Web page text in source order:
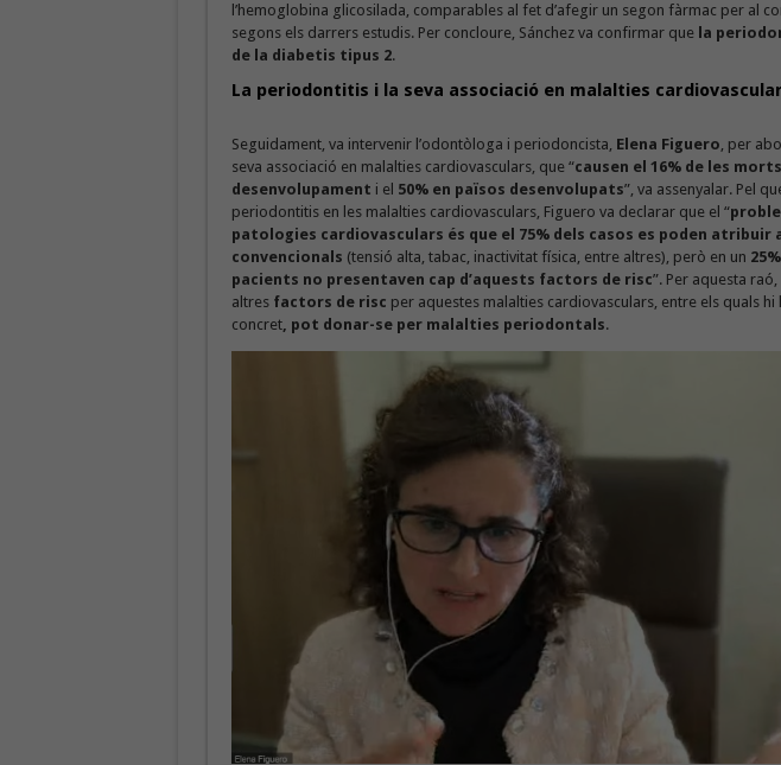
l’hemoglobina glicosilada, comparables al fet d’afegir un segon fàrmac per al
segons els darrers estudis. Per concloure, Sánchez va confirmar que la
de la diabetis tipus 2.
La periodontitis i la seva associació en malalties
Seguidament, va intervenir l’odontòloga i periodoncista, Elena Figuero, per
seva associació en malalties cardiovasculars, que “causen el 16% de les
desenvolupament i el 50% en països desenvolupats”, va assenyalar. Pel
periodontitis en les malalties cardiovasculars, Figuero va declarar que el “
patologies cardiovasculars és que el 75% dels casos es poden atribuir
convencionals (tensió alta, tabac, inactivitat física, entre altres), però en un
pacients no presentaven cap d’aquests factors de risc”. Per aquesta
altres factors de risc per aquestes malalties cardiovasculars, entre els quals hi
concret, pot donar-se per malalties periodontals.